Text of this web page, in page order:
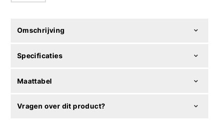
Omschrijving
Specificaties
Maattabel
Vragen over dit product?